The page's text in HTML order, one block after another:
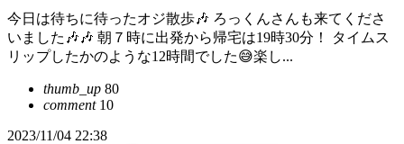
今日は待ちに待ったオジ散歩🎶 ろっくんさんも来てくださ
いました🎶🎶 朝７時に出発から帰宅は19時30分！ タイムス
リップしたかのような12時間でした😅楽し...
thumb_up 80
comment10
2023/11/04 22:38